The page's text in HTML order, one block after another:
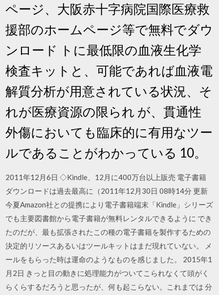
ページ、大阪赤十字病院国際医療救
援部のホームページ等で無料でダウ
ンロード トに最低限の血液生化学
検査キットと、可能であれば血液電
解質分析が用意されている状況、そ
れが医療資源の限られ が、貫通性
外傷においても臨床的に有用なツー
ルであることがわかっている 10。
2011年12月6日 ◇Kindle、12月に400万台以上販売 電子書籍
ダウンロードは過去最高に（2011年12月30日 08時14分 更新
今夏Amazon社との提携により電子書籍端末「Kindle」シリーズ
でも主要図書館から電子書籍が無料レンタルできるように でき
たのだが、最も拡張されたこの種の電子書籍を製作するための
決定的リソースあるいはツールキットはまだ現れていない。 メ
ールをもらった時は運命のようなものを感じました。 2015年1
月2日 きっと目の動きに処理能力がついてこられなくて頭がく
らくらするだろうと思ったが、何も起こらない。これまでは 分